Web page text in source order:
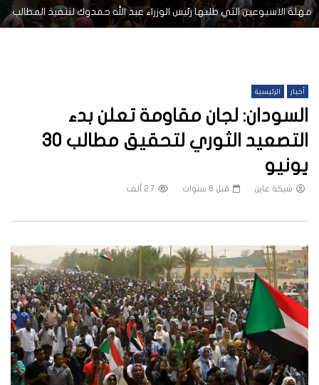
مهلة الاسبوعين التي طلبها رئيس الوزراء عبد الله حمدوك لتنفيذ المطالب.
أخبار الرئيسية
السودان: لجان مقاومة تعلن بدء
التصعيد الثوري لتحقيق مطالب 30
يونيو
شبكة عاين قبل 6 سنوات 2.7 ألف